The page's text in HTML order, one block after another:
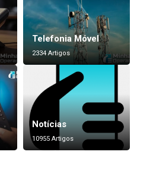
Telefonia Móvel
2334 Artigos
Notícias
10955 Artigos